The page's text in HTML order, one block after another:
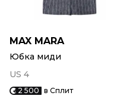
MAX MARA
Юбка миди
US 4
2 500 в Сплит